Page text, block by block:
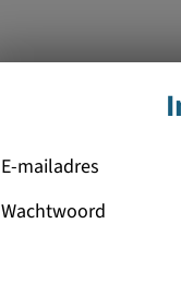
E-mailadres
Wachtwoord